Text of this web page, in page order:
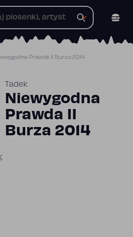
Prawda II Burza 2014
Tadek
Niewygodna
Prawda II
Burza 2014